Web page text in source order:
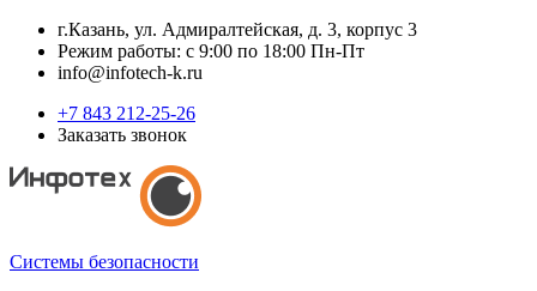
г.Казань, ул. Адмиралтейская, д. 3, корпус 3
Режим работы: с 9:00 по 18:00 Пн-Пт
info@infotech-k.ru
+7 843 212-25-26
Заказать звонок
Системы безопасности